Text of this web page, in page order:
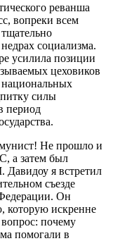
реванша
вопреки всем
социализма.
усилила позиции
цеховиков
силы
период
Не прошло и
а затем был
я встретил
съезде
Он
которую искренне
почему
помогали в